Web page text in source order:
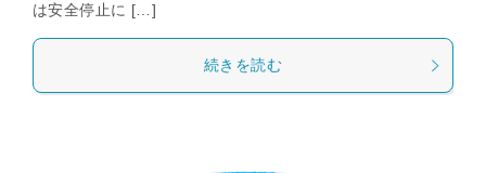
は安全停止に […]
続きを読む